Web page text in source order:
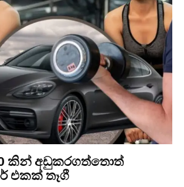
කින් අඩුකරගත්තොත්
එකක් තෑගී